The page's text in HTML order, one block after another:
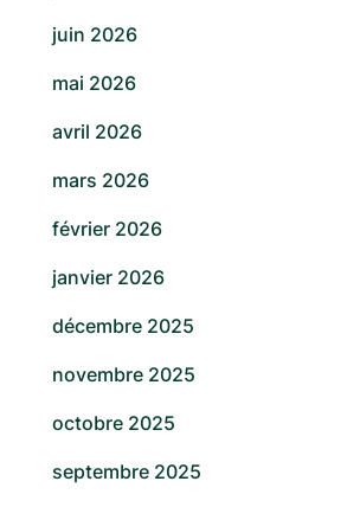
juin 2026
mai 2026
avril 2026
mars 2026
février 2026
janvier 2026
décembre 2025
novembre 2025
octobre 2025
septembre 2025